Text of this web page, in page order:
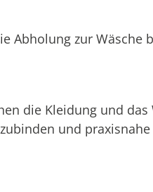
zur Wäsche
die Kleidung und
und